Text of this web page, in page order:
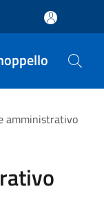
amministrativo